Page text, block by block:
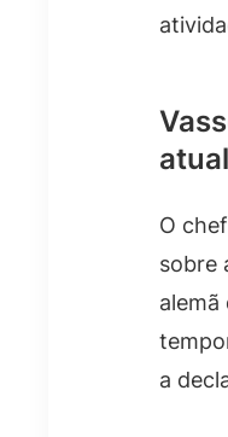
O
sobre
alemã
a